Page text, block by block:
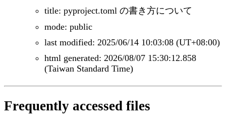
title: pyproject.toml の書き方について
mode: public
last modified: 2025/06/14 10:03:08 (UT+08:00)
html generated: 2026/08/07 15:30:12.858
(Taiwan Standard Time)
Frequently accessed files